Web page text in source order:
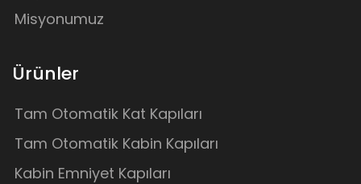
Misyonumuz
Ürünler
Tam Otomatik Kat Kapıları
Tam Otomatik Kabin Kapıları
Kabin Emniyet Kapıları